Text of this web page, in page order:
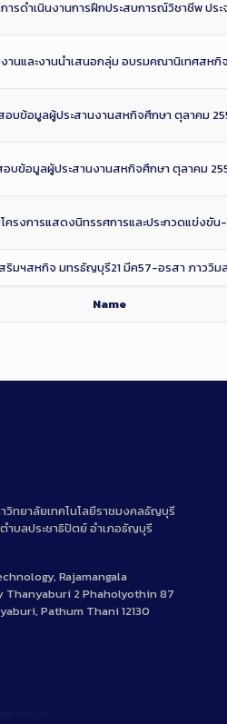
Name
รดำเนินงานการฝึกประสบการณ์วิชาชีพ ประ
งานและงานนำเสนอกลุ่ม อบรมคณานิเทศสหกิ
บข้อมูลผู้ประสานงานสหกิจศึกษา ตุลาคม
บข้อมูลผู้ประสานงานสหกิจศึกษา ตุลาคม
ครงการแสดงนิทรรศการและประกวดแข่งขั
ริมฯสหกิจ มทรธัญบุรี21 มีค57-อรสา ภาววิ
วิทยาลัยเทคโนโลยีราชมงคลธัญบุรี
ำบลประชาธิปัตย์ อำเภอธัญบุรี
Rajamangala
2 Phaholyothin 87
Pathum Thani 12130